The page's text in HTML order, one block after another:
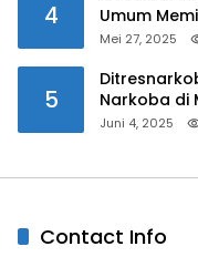
4
Umum
Mei 27, 2025
5
Narkoba di
Juni 4, 2025
Contact Info